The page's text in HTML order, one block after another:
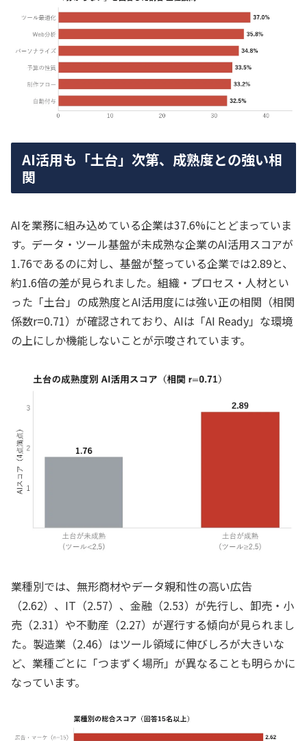
AI活用も「土台」次第、成熟度との強い相
関
AIを業務に組み込めている企業は37.6%にとどまっていま
す。データ・ツール基盤が未成熟な企業のAI活用スコアが
1.76であるのに対し、基盤が整っている企業では2.89と、
約1.6倍の差が見られました。組織・プロセス・人材とい
った「土台」の成熟度とAI活用度には強い正の相関（相関
係数r=0.71）が確認されており、AIは「AI Ready」な環境
の上にしか機能しないことが示唆されています。
業種別では、無形商材やデータ親和性の高い広告
（2.62）、IT（2.57）、金融（2.53）が先行し、卸売・小
売（2.31）や不動産（2.27）が遅行する傾向が見られまし
た。製造業（2.46）はツール領域に伸びしろが大きいな
ど、業種ごとに「つまずく場所」が異なることも明らかに
なっています。